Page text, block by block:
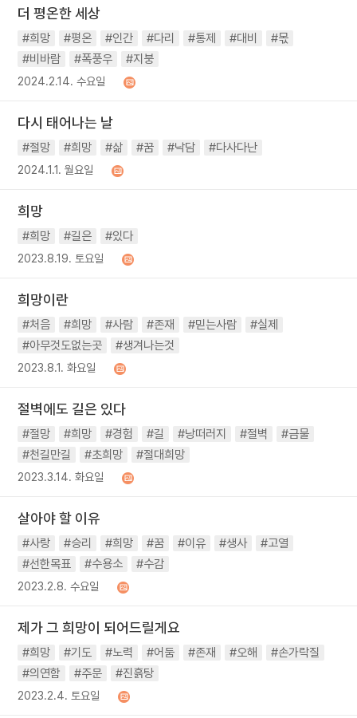
더 평온한 세상
#희망 #평온 #인간 #다리 #통제 #대비
#몫
#비바람
#폭풍우 #지붕
2024.2.14. 수요일
다시 태어나는 날
#절망 #희망 #삶 #꿈 #낙담 #다사다난
2024.1.1. 월요일
희망
#희망 #길은 #있다
2023.8.19. 토요일
희망이란
#처음 #희망 #사람 #존재 #믿는사람
#실제
#아무것도없는곳
#생겨나는것
2023.8.1. 화요일
절벽에도 길은 있다
#절망 #희망 #경험 #길 #낭떠러지 #절벽
#금물
#천길만길
#초희망 #절대희망
2023.3.14. 화요일
살아야 할 이유
#사랑 #승리 #희망 #꿈 #이유 #생사
#고열
#선한목표
#수용소 #수감
2023.2.8. 수요일
제가 그 희망이 되어드릴게요
#희망 #기도 #노력 #어둠 #존재 #오해
#손가락질
#의연함
#주문 #진흙탕
2023.2.4. 토요일